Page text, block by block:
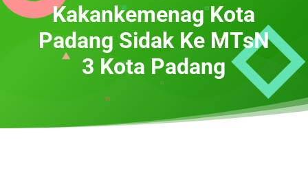
Kakankemenag Kota
Padang Sidak Ke MTsN
3 Kota Padang